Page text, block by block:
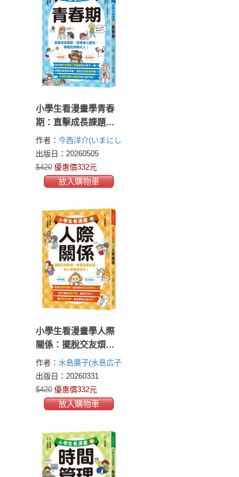
小學生看漫畫學青春
期：直擊成長課題，
搞懂身心變化，健康
從容轉大人！
作者： 今西洋介(いまにし
ようすけ)
出版日：20260505
$420 優惠價332元
放入購物車
小學生看漫畫學人際
關係：擺脫交友煩
惱，收穫溫暖友誼，
與人相處更自在！
作者： 水島廣子(水島広子
Mizushima Hiroko)
出版日：20260331
$420 優惠價332元
放入購物車